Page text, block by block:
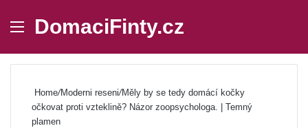
Menu
DomaciFinty.cz
Home/Moderni reseni/Měly by se tedy domácí kočky
očkovat proti vzteklině? Názor zoopsychologa. | Temný
plamen